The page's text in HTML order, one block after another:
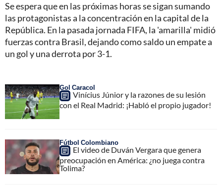
Se espera que en las próximas horas se sigan sumando
las protagonistas a la concentración en la capital de la
República. En la pasada jornada FIFA, la 'amarilla' midió
fuerzas contra Brasil, dejando como saldo un empate a
un gol y una derrota por 3-1.
Gol Caracol
Vinícius Júnior y la razones de su lesión
con el Real Madrid: ¡Habló el propio jugador!
Fútbol Colombiano
El video de Duván Vergara que genera
preocupación en América: ¿no juega contra
Tolima?